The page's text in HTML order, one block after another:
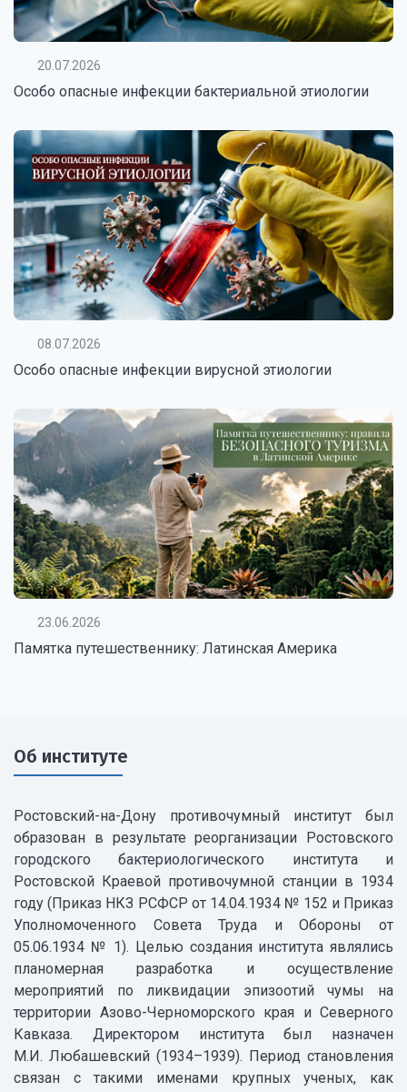
20.07.2026
Особо опасные инфекции бактериальной этиологии
08.07.2026
Особо опасные инфекции вирусной этиологии
23.06.2026
Памятка путешественнику: Латинская Америка
Об институте
Ростовский-на-Дону противочумный институт был
образован в результате реорганизации Ростовского
городского бактериологического института и
Ростовской Краевой противочумной станции в 1934
году (Приказ НКЗ РСФСР от 14.04.1934 № 152 и Приказ
Уполномоченного Совета Труда и Обороны от
05.06.1934 № 1). Целью создания института являлись
планомерная разработка и осуществление
мероприятий по ликвидации эпизоотий чумы на
территории Азово-Черноморского края и Северного
Кавказа. Директором института был назначен
М.И. Любашевский (1934–1939). Период становления
связан с такими именами крупных ученых, как